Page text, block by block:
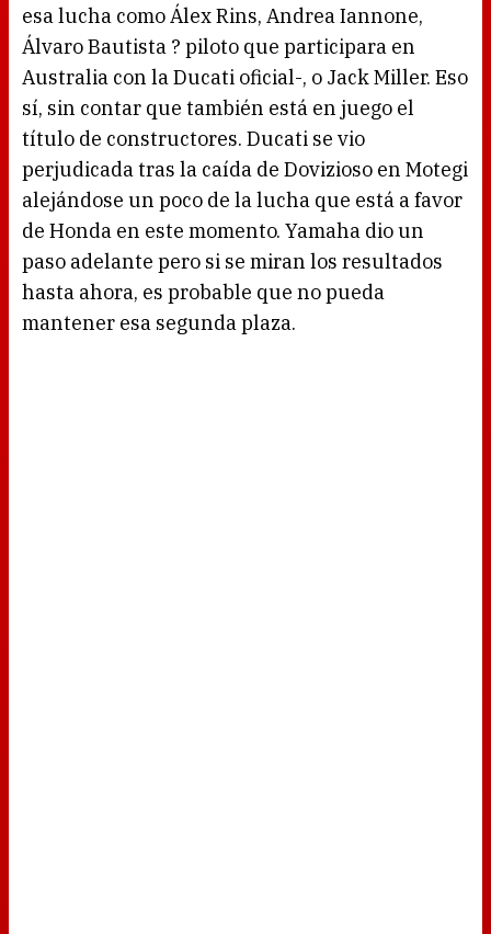
esa lucha como Álex Rins, Andrea Iannone,
Álvaro Bautista ? piloto que participara en
Australia con la Ducati oficial-, o Jack Miller. Eso
sí, sin contar que también está en juego el
título de constructores. Ducati se vio
perjudicada tras la caída de Dovizioso en Motegi
alejándose un poco de la lucha que está a favor
de Honda en este momento. Yamaha dio un
paso adelante pero si se miran los resultados
hasta ahora, es probable que no pueda
mantener esa segunda plaza.